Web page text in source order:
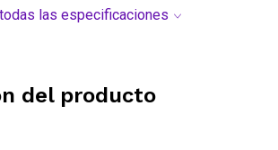
las especificaciones
del producto